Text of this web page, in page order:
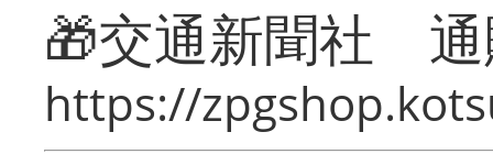
🎁交通新聞社
https://